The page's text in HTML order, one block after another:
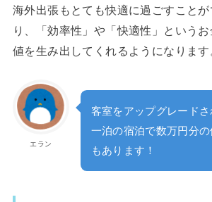
海外出張もとても快適に過ごすこと
り、「効率性」や「快適性」という
値を生み出してくれるようになります
エラン
客室をアップグレードさ
一泊の宿泊で数万円分
もあります！